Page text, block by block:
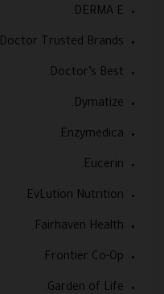
DERMA E.
Doctor Trusted Brands.
Doctor’s Best.
Dymatize.
Enzymedica.
Eucerin.
EvLution Nutrition.
Fairhaven Health.
Frontier Co-Op.
Garden of Life.